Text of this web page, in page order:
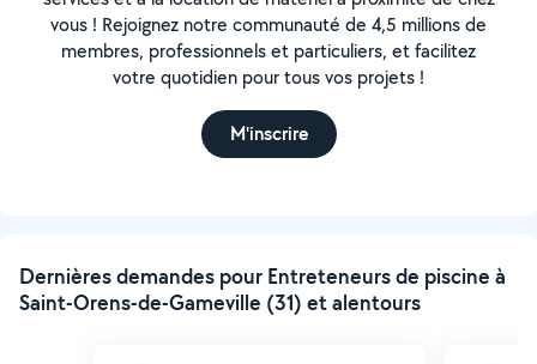
vous ! Rejoignez notre communauté de 4,5 millions de
membres, professionnels et particuliers, et facilitez
votre quotidien pour tous vos projets !
M'inscrire
Dernières demandes pour Entreteneurs de piscine à
Saint-Orens-de-Gameville (31) et alentours